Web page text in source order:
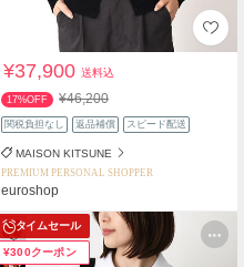
¥37,900送料込
17%OFF ¥46,200
関税負担なし 返品補償 スピード配送
MAISON KITSUNE
PREMIUM PERSONAL SHOPPER
euroshop
タイムセール
¥300クーポン